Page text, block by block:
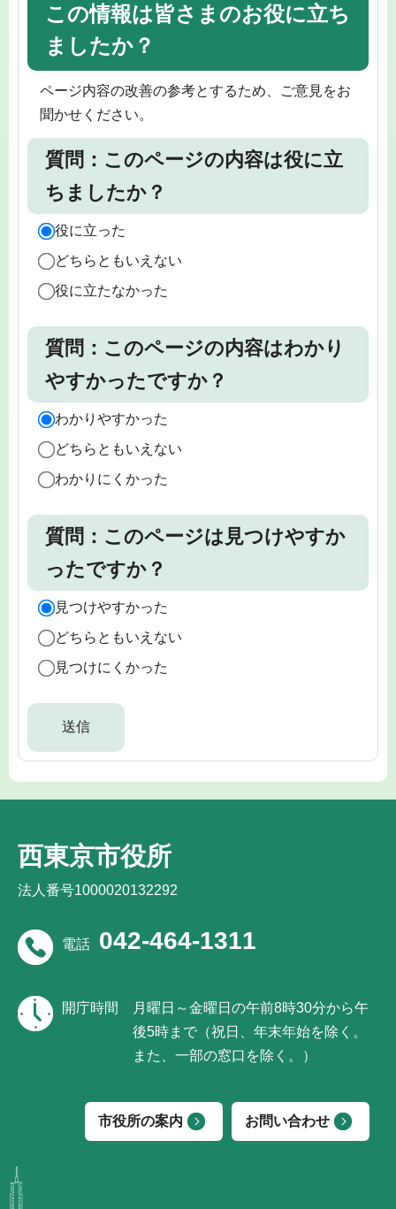
この情報は皆さまのお役に立ち
ましたか？
ページ内容の改善の参考とするため、ご意見をお
聞かせください。
質問：このページの内容は役に立
ちましたか？
役に立った
どちらともいえない
役に立たなかった
質問：このページの内容はわかり
やすかったですか？
わかりやすかった
どちらともいえない
わかりにくかった
質問：このページは見つけやすか
ったですか？
見つけやすかった
どちらともいえない
見つけにくかった
西東京市役所
法人番号1000020132292
電話 042-464-1311
開庁時間
月曜日～金曜日の午前8時30分から午
後5時まで（祝日、年末年始を除く。
また、一部の窓口を除く。）
市役所の案内 お問い合わせ